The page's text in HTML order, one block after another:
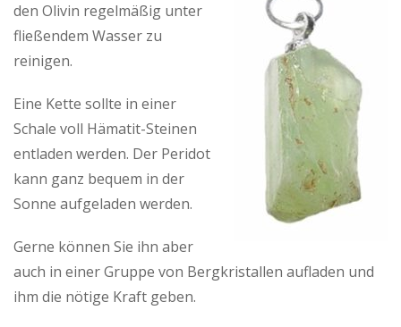
den Olivin regelmäßig unter
fließendem Wasser zu
reinigen.
Eine Kette sollte in einer
Schale voll Hämatit-Steinen
entladen werden. Der Peridot
kann ganz bequem in der
Sonne aufgeladen werden.
Gerne können Sie ihn aber
auch in einer Gruppe von Bergkristallen aufladen und
ihm die nötige Kraft geben.